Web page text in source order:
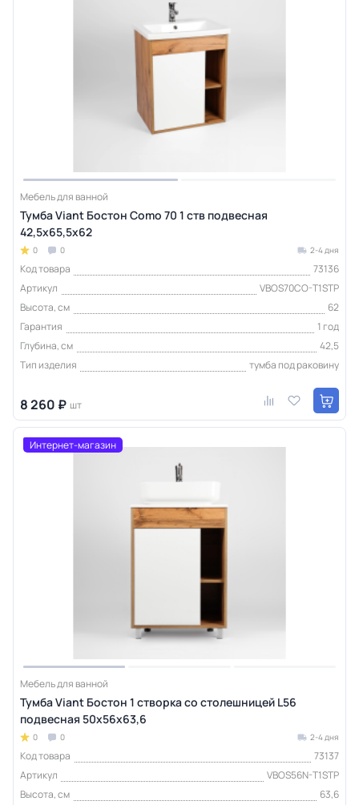
Мебель для ванной
Тумба Viant Бостон Como 70 1 ств подвесная
42,5х65,5х62
0 0 2-4 дня
Код товара
73136
Артикул
VBOS70CO-T1STP
Высота, см
62
Гарантия
1 год
Глубина, см
42,5
Тип изделия
тумба под раковину
8 260 ₽ шт
Интернет-магазин
Мебель для ванной
Тумба Viant Бостон 1 створка со столешницей L56
подвесная 50х56х63,6
0 0 2-4 дня
Код товара
73137
Артикул
VBOS56N-T1STP
Высота, см
63,6